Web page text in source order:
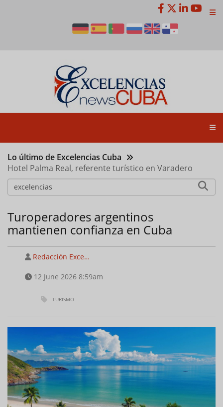
Lo último de Excelencias Cuba
Hotel Palma Real, referente turístico en Varadero
Turoperadores argentinos
mantienen confianza en Cuba
Redacción Exce…
12 June 2026 8:59am
TURISMO